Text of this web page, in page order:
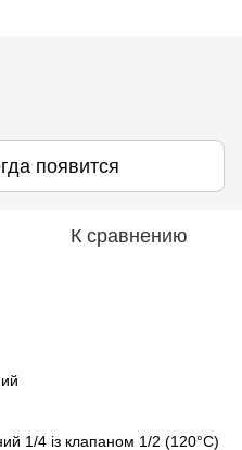
появится
К сравнению
1/4 із клапаном 1/2 (120°C)